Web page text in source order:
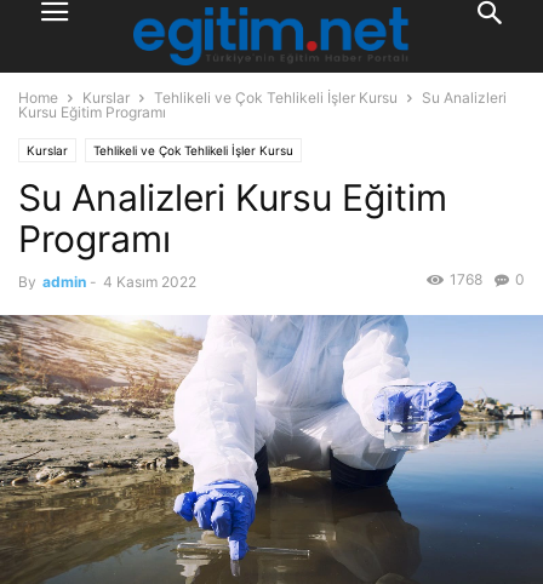
Home Kurslar Tehlikeli ve Çok Tehlikeli İşler Kursu
Su Analizleri
Kursu Eğitim Programı
Kurslar Tehlikeli ve Çok Tehlikeli İşler Kursu
Su Analizleri Kursu Eğitim
Programı
By admin - 4 Kasım 2022 0
1768